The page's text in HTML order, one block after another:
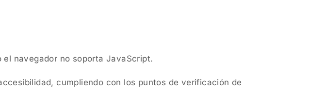
navegador no soporta JavaScript.
cumpliendo con los puntos de verificación de